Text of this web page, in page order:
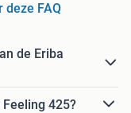
deze FAQ
de Eriba
425?